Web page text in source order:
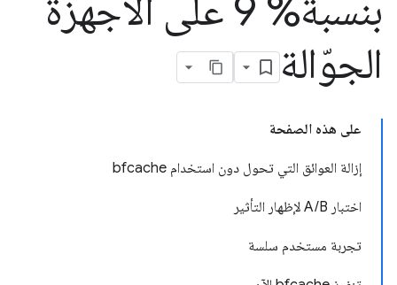
بنسبة% 9 على الأجهزة
الجوّالة
على هذه الصفحة
إزالة العوائق التي تحول دون استخدام bfcache
اختبار A/B لإظهار التأثير
تجربة مستخدم سلسة